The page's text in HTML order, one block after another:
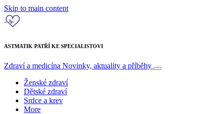
Skip to main content
ASTMATIK PATŘÍ KE SPECIALISTOVI
Zdraví a medicína Novinky, aktuality a příběhy
Ženské zdraví
Dětské zdraví
Srdce a krev
More